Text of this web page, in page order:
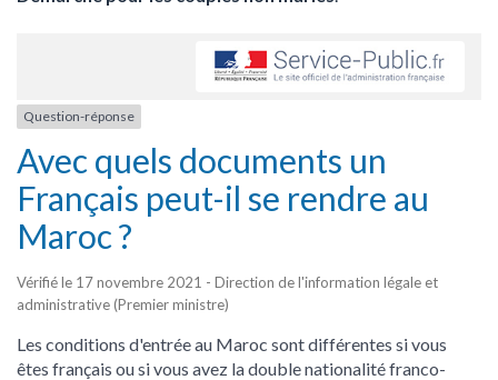
Question-réponse
Avec quels documents un
Français peut-il se rendre au
Maroc ?
Vérifié le 17 novembre 2021 - Direction de l'information légale et
administrative (Premier ministre)
Les conditions d'entrée au Maroc sont différentes si vous
êtes français ou si vous avez la double nationalité franco-